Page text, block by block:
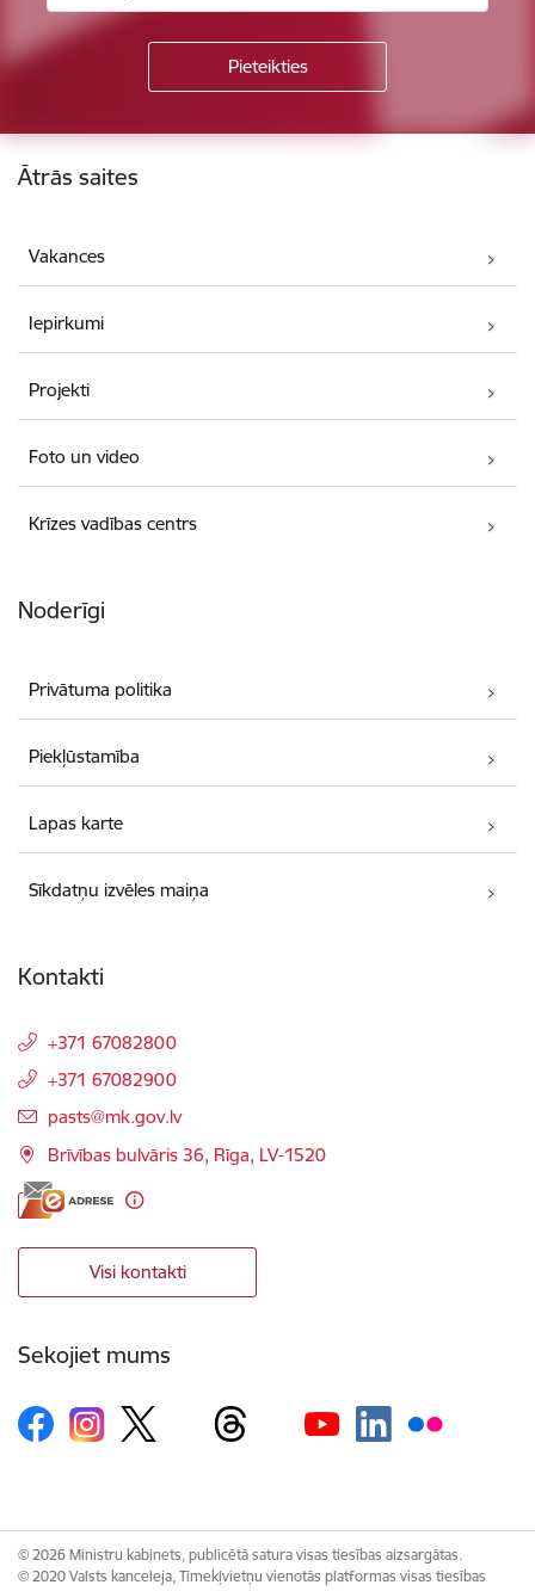
Kājene
Ātrās saites
Vakances
Iepirkumi
Projekti
Foto un video
Krīzes vadības centrs
Noderīgi
Privātuma politika
Piekļūstamība
Lapas karte
Sīkdatņu izvēles maiņa
Kontakti
+371 67082800
+371 67082900
E-pasts:
pasts@mk.gov.lv
Brīvības bulvāris 36, Rīga, LV-1520
Visi kontakti
Sekojiet mums
© 2026 Ministru kabinets, publicētā satura visas tiesības aizsargātas.
© 2020 Valsts kanceleja, Tīmekļvietņu vienotās platformas visas tiesības